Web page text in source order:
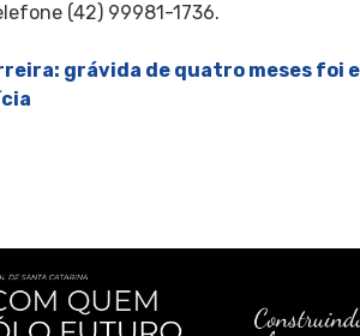
(42) 99981-1736.
grávida de quatro meses foi